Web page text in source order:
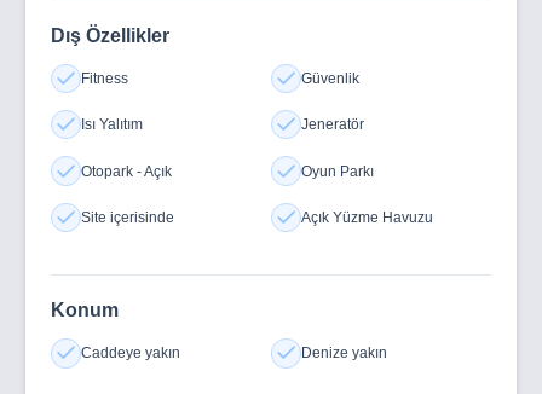
Dış Özellikler
Fitness Güvenlik
Isı Yalıtım Jeneratör
Otopark - Açık Oyun Parkı
Site içerisinde Açık Yüzme Havuzu
Konum
Caddeye yakın Denize yakın